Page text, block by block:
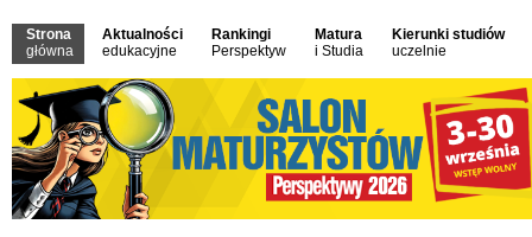
Strona
główna
Aktualności
edukacyjne
Rankingi
Perspektyw
Matura
i Studia
Kierunki studiów
uczelnie